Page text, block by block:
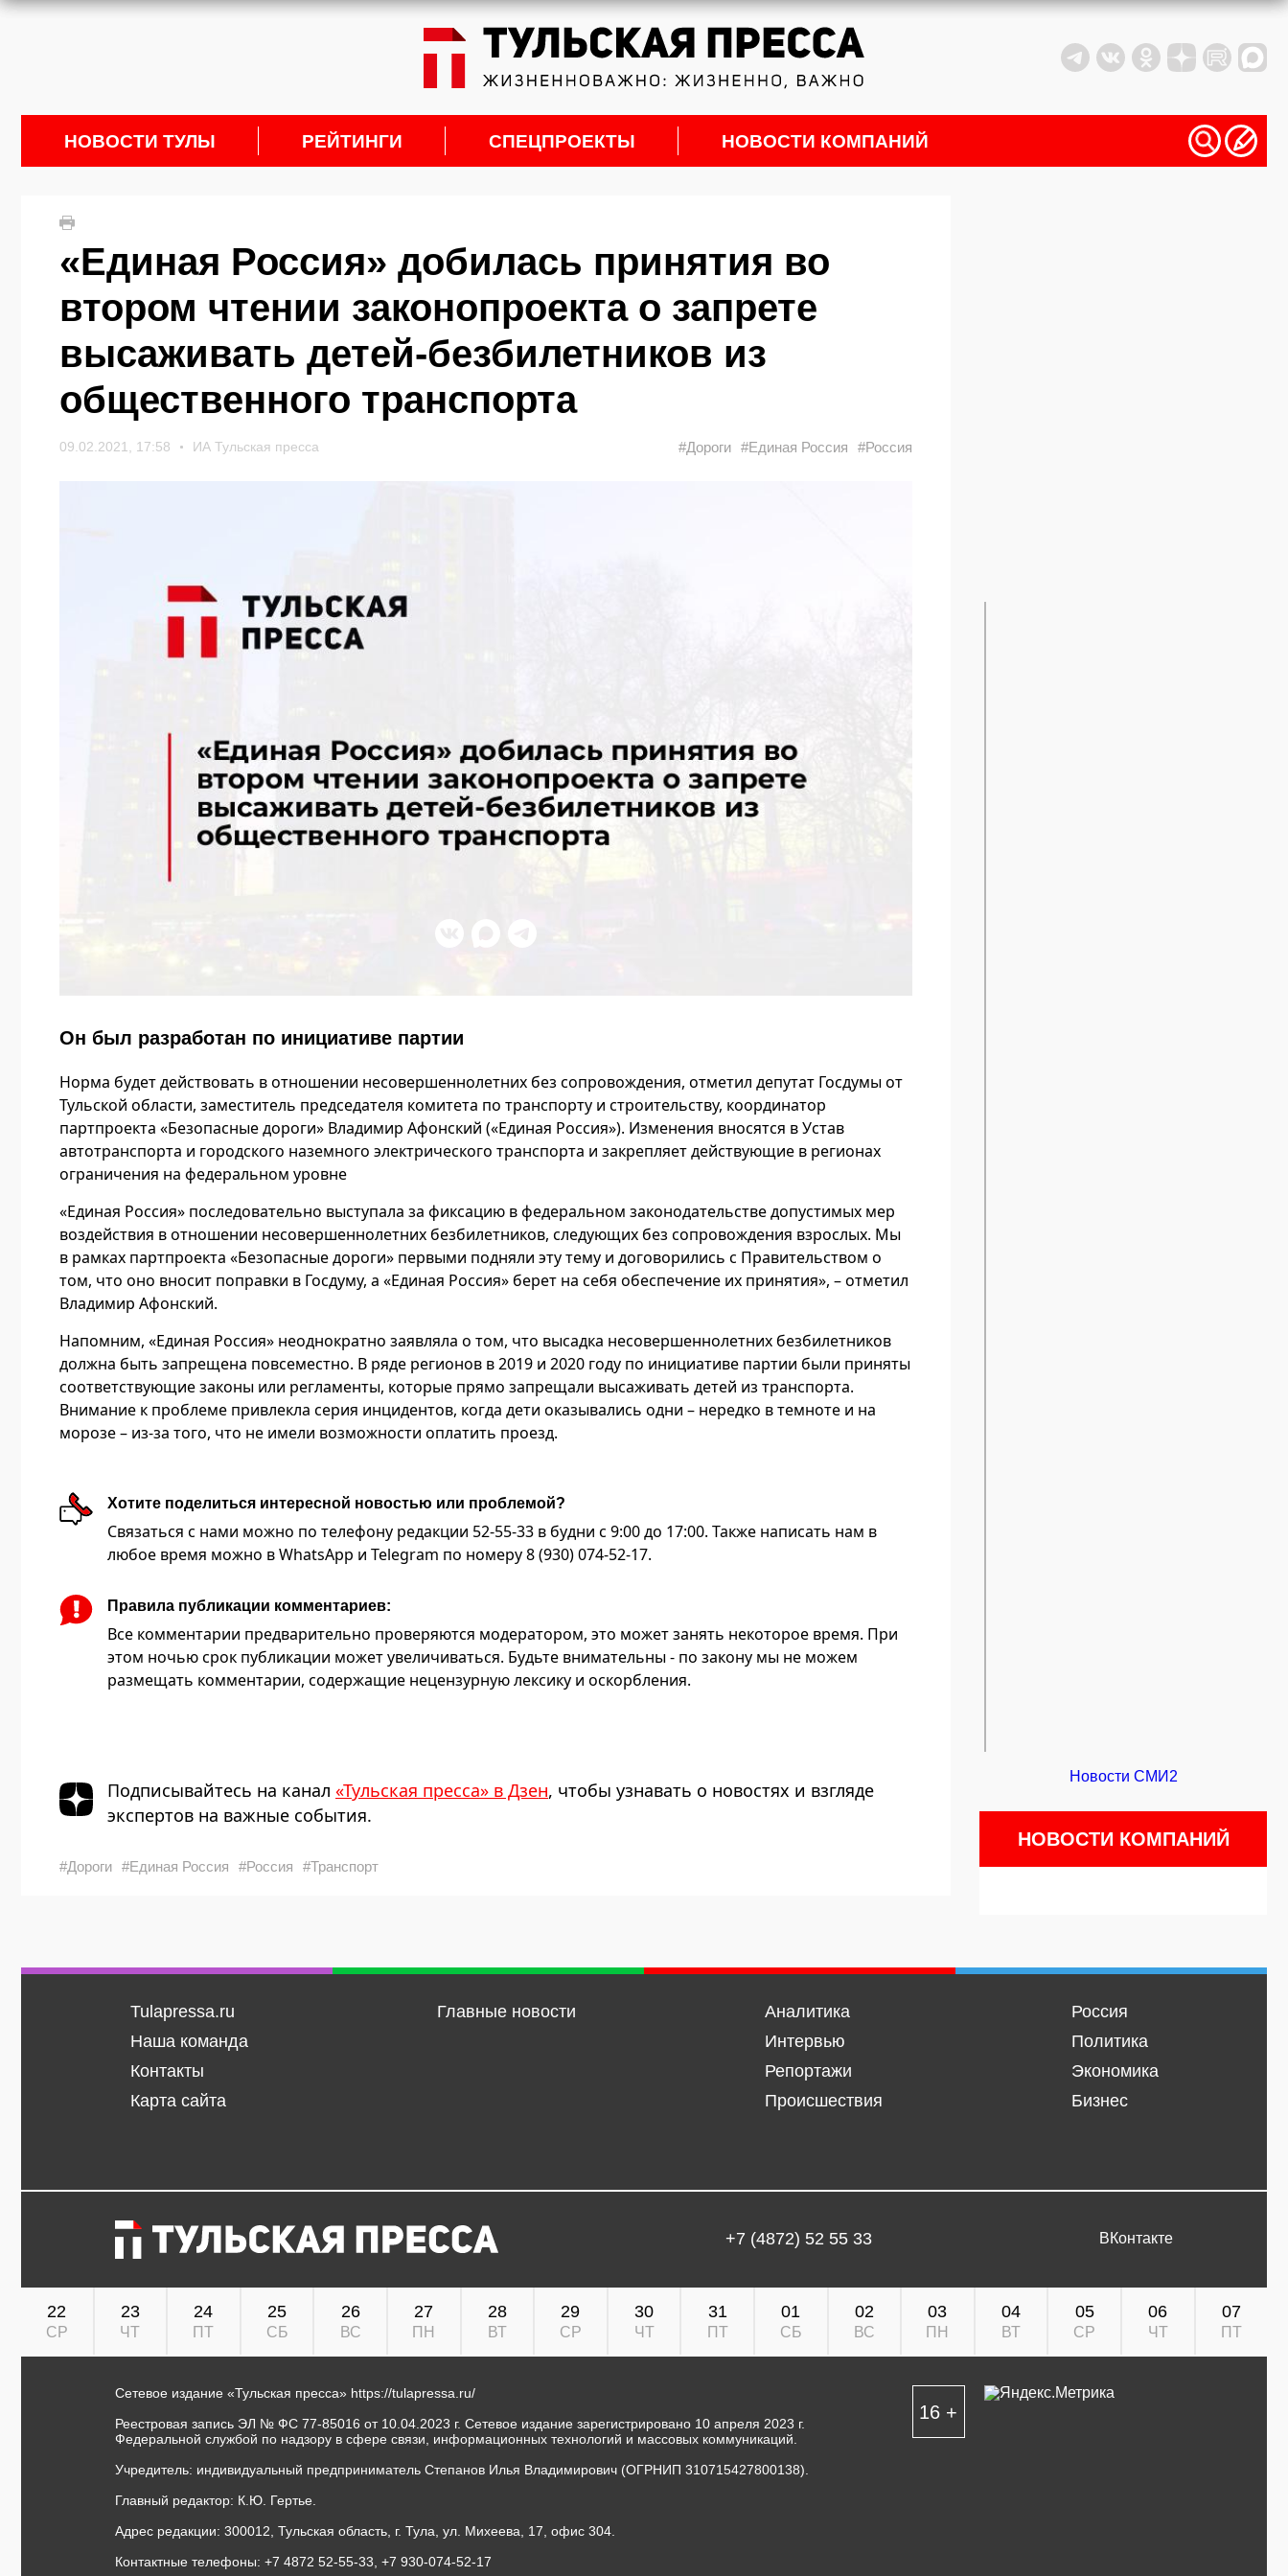
НОВОСТИ ТУЛЫ РЕЙТИНГИ СПЕЦПРОЕКТЫ НОВОСТИ КОМПАНИЙ
«Единая Россия» добилась принятия во
втором чтении законопроекта о запрете
высаживать детей-безбилетников из
общественного транспорта
09.02.2021, 17:58 ИА Тульская пресса #Дороги #Единая Россия #Россия
Он был разработан по инициативе партии
Норма будет действовать в отношении несовершеннолетних без сопровождения, отметил депутат Госдумы от
Тульской области, заместитель председателя комитета по транспорту и строительству, координатор
партпроекта «Безопасные дороги» Владимир Афонский («Единая Россия»). Изменения вносятся в Устав
автотранспорта и городского наземного электрического транспорта и закрепляет действующие в регионах
ограничения на федеральном уровне
«Единая Россия» последовательно выступала за фиксацию в федеральном законодательстве допустимых мер
воздействия в отношении несовершеннолетних безбилетников, следующих без сопровождения взрослых. Мы
в рамках партпроекта «Безопасные дороги» первыми подняли эту тему и договорились с Правительством о
том, что оно вносит поправки в Госдуму, а «Единая Россия» берет на себя обеспечение их принятия», – отметил
Владимир Афонский.
Напомним, «Единая Россия» неоднократно заявляла о том, что высадка несовершеннолетних безбилетников
должна быть запрещена повсеместно. В ряде регионов в 2019 и 2020 году по инициативе партии были приняты
соответствующие законы или регламенты, которые прямо запрещали высаживать детей из транспорта.
Внимание к проблеме привлекла серия инцидентов, когда дети оказывались одни – нередко в темноте и на
морозе – из-за того, что не имели возможности оплатить проезд.
Хотите поделиться интересной новостью или проблемой?
Связаться с нами можно по телефону редакции 52-55-33 в будни с 9:00 до 17:00. Также написать нам в
любое время можно в WhatsApp и Telegram по номеру 8 (930) 074-52-17.
Правила публикации комментариев:
Все комментарии предварительно проверяются модератором, это может занять некоторое время. При
этом ночью срок публикации может увеличиваться. Будьте внимательны - по закону мы не можем
размещать комментарии, содержащие нецензурную лексику и оскорбления.
Подписывайтесь на канал «Тульская пресса» в Дзен, чтобы узнавать о новостях и взгляде
экспертов на важные события.
#Дороги #Единая Россия #Россия #Транспорт
Новости СМИ2
НОВОСТИ КОМПАНИЙ
Tulapressa.ru
Наша команда
Контакты
Карта сайта
Главные новости
Аналитика
Интервью
Репортажи
Происшествия
Россия
Политика
Экономика
Бизнес
+7 (4872) 52 55 33 ВКонтакте
22
СР
23
ЧТ
24
ПТ
25
СБ
26
ВС
27
ПН
28
ВТ
29
СР
30
ЧТ
31
ПТ
01
СБ
02
ВС
03
ПН
04
ВТ
05
СР
06
ЧТ
07
ПТ
Сетевое издание «Тульская пресса» https://tulapressa.ru/
Реестровая запись ЭЛ № ФС 77-85016 от 10.04.2023 г. Сетевое издание зарегистрировано 10 апреля 2023 г.
Федеральной службой по надзору в сфере связи, информационных технологий и массовых коммуникаций.
Учредитель: индивидуальный предприниматель Степанов Илья Владимирович (ОГРНИП 310715427800138).
Главный редактор: К.Ю. Гертье.
Адрес редакции: 300012, Тульская область, г. Тула, ул. Михеева, 17, офис 304.
Контактные телефоны: +7 4872 52-55-33, +7 930-074-52-17
16 +